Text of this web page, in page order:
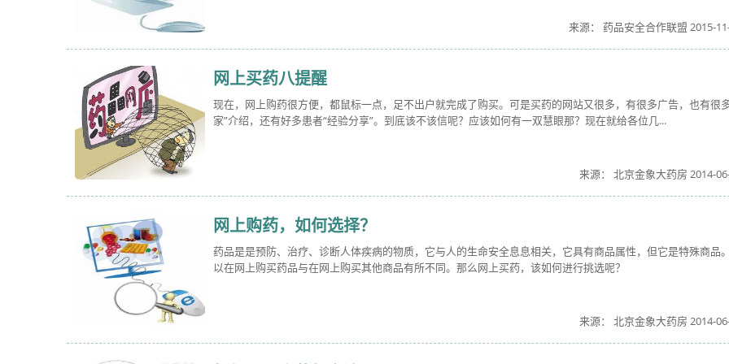
来源： 药品安全合作联盟 2015-
网上买药八提醒
现在，网上购药很方便，都鼠标一点，足不出户就完成了购买。可是买药的网站又很多，有很多广告，也有很
家”介绍，还有好多患者“经验分享”。到底该不该信呢？应该如何有一双慧眼那？现在就给各位几...
来源： 北京金象大药房 2014-
网上购药，如何选择？
药品是是预防、治疗、诊断人体疾病的物质，它与人的生命安全息息相关，它具有商品属性，但它是特殊商品
以在网上购买药品与在网上购买其他商品有所不同。那么网上买药，该如何进行挑选呢？
来源： 北京金象大药房 2014-